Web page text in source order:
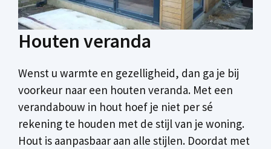
Houten veranda
Wenst u warmte en gezelligheid, dan ga je bij
voorkeur naar een houten veranda. Met een
verandabouw in hout hoef je niet per sé
rekening te houden met de stijl van je woning.
Hout is aanpasbaar aan alle stijlen. Doordat met